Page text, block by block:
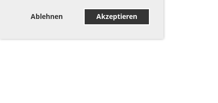
Ablehnen Akzeptieren